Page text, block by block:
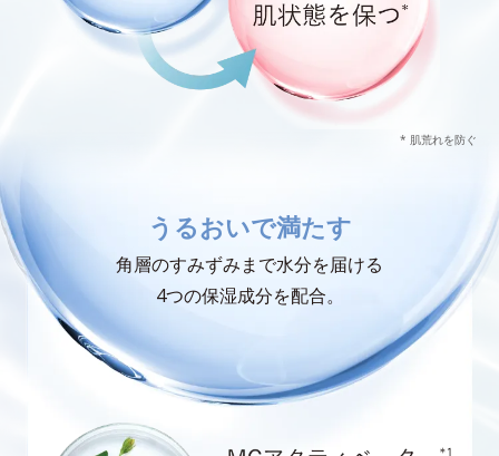
* 肌荒れを防ぐ
うるおいで満たす
角層のすみずみまで水分を届ける
4つの保湿成分を配合。